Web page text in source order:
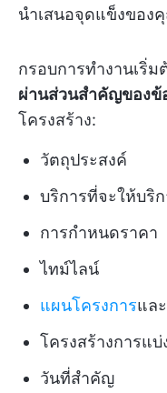
นำเสนอจุดแข็งของ
กรอบการทำงานเริ่
ผ่านส่วนสำคัญของข้
โครงสร้าง:
วัตถุประสงค์
บริการที่จะให้บริก
การกำหนดราคา
ไทม์ไลน์
แผนโครงการแล
โครงสร้างการแบ่
วันที่สำคัญ